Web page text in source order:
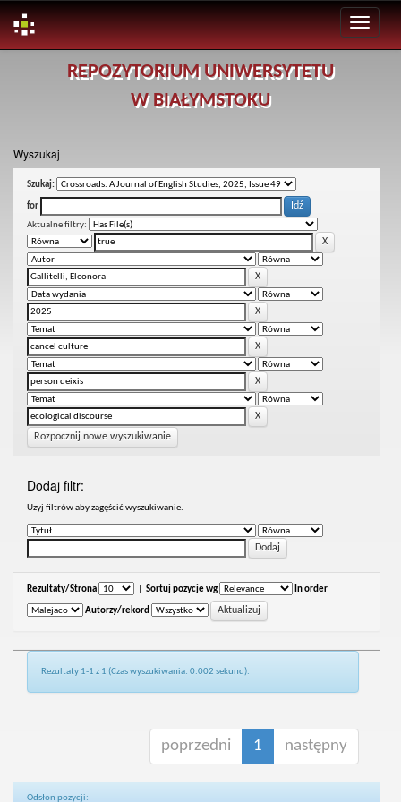
REPOZYTORIUM UNIWERSYTETU
W BIAŁYMSTOKU
Wyszukaj
Szukaj:
for
Aktualne filtry:
Rozpocznij nowe wyszukiwanie
Dodaj filtr:
Uzyj filtrów aby zagęścić wyszukiwanie.
Rezultaty/Strona Sortuj pozycje wg In order
Autorzy/rekord
Rezultaty 1-1 z 1 (Czas wyszukiwania: 0.002 sekund).
poprzedni 1 następny
Odsłon pozycji: